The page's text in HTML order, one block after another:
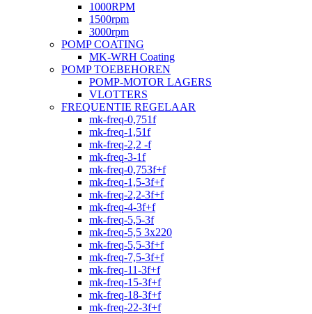
1000RPM
1500rpm
3000rpm
POMP COATING
MK-WRH Coating
POMP TOEBEHOREN
POMP-MOTOR LAGERS
VLOTTERS
FREQUENTIE REGELAAR
mk-freq-0,751f
mk-freq-1,51f
mk-freq-2,2 -f
mk-freq-3-1f
mk-freq-0,753f+f
mk-freq-1,5-3f+f
mk-freq-2,2-3f+f
mk-freq-4-3f+f
mk-freq-5,5-3f
mk-freq-5,5 3x220
mk-freq-5,5-3f+f
mk-freq-7,5-3f+f
mk-freq-11-3f+f
mk-freq-15-3f+f
mk-freq-18-3f+f
mk-freq-22-3f+f